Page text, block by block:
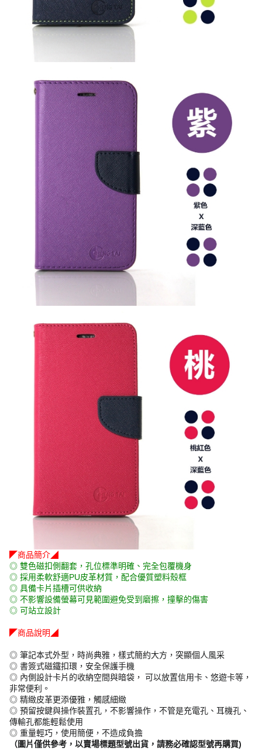
◤商品簡介◢
◎ 雙色磁扣側翻套，孔位標準明確、完全包覆機身
◎ 採用柔軟舒適PU皮革材質，配合優質塑料殼框
◎ 具備卡片插槽可供收納
◎ 不影響設備螢幕可見範圍避免受到磨擦，撞擊的傷害
◎ 可站立設計
◤商品說明◢
◎ 筆記本式外型，時尚典雅，樣式簡約大方，突顯個人風采
◎ 書簽式磁鐵扣環，安全保護手機
◎ 內側設計卡片的收納空間與暗袋， 可以放置信用卡、悠遊卡等，
非常便利。
◎ 精緻皮革更添優雅，觸感細緻
◎ 預留按鍵與操作裝置孔，不影響操作，不管是充電孔、耳機孔、
傳輸孔都能輕鬆使用
◎ 重量輕巧，使用簡便，不造成負擔
（圖片僅供參考，以賣場標題型號出貨，請務必確認型號再購買)